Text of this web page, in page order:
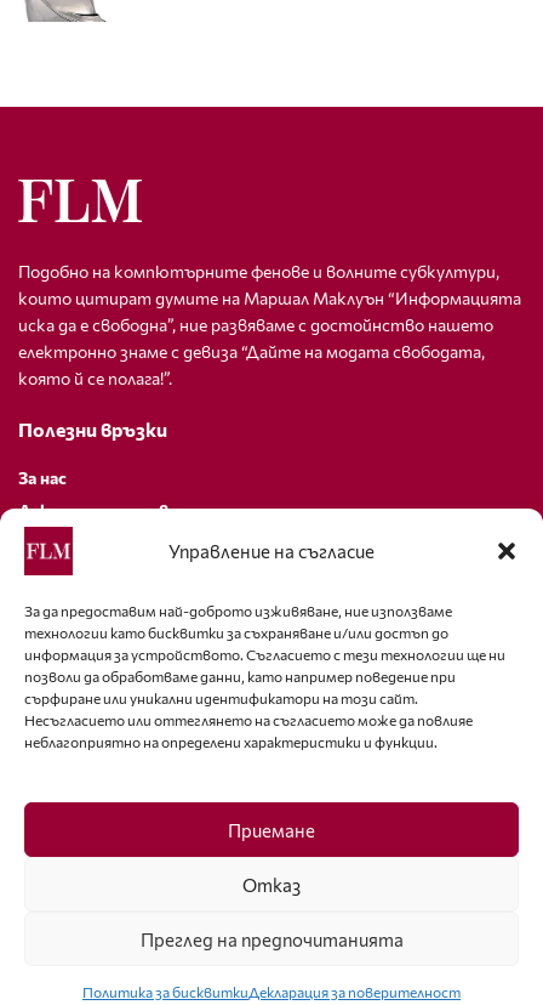
Управление на съгласие
За да предоставим най-доброто изживяване, ние използваме
технологии като бисквитки за съхраняване и/или достъп до
информация за устройството. Съгласието с тези технологии ще ни
позволи да обработваме данни, като например поведение при
сърфиране или уникални идентификатори на този сайт.
Несъгласието или оттеглянето на съгласието може да повлияе
неблагоприятно на определени характеристики и функции.
Приемане
Отказ
Преглед на предпочитанията
Политика за бисквиткиДекларация за поверителност
Подобно на компютърните фенове и волните субкултури,
които цитират думите на Маршал Маклуън “Информацията
иска да е свободна”, ние развяваме с достойнство нашето
електронно знаме с девиза “Дайте на модата свободата,
която й се полага!”.
Полезни връзки
За нас
Декларация за поверителност
Политика за бисквитки
За контакти
editor@fashion-lifestyle.net
+359 88 227 33 47
Последвайте ни
Facebook
ISSN 1314-8915 Copyright © 2007-2025 Ot igla do konetz Ltd. & Fashion.bg